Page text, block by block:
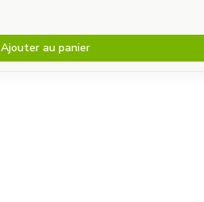
Ajouter au panier